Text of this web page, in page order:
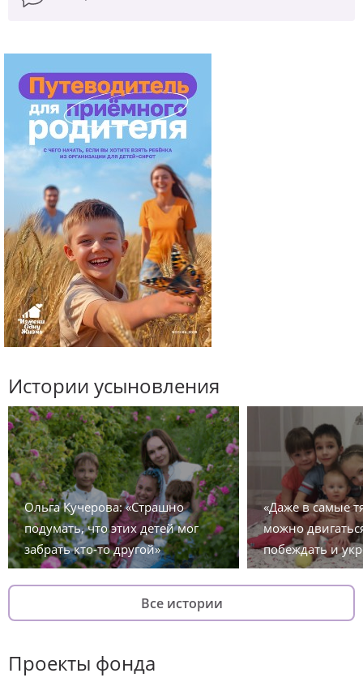
Истории усыновления
Ольга Кучерова: «Страшно
подумать, что этих детей мог
забрать кто-то другой»
«Даже в самые
можно
побеждать и
Все истории
Проекты фонда